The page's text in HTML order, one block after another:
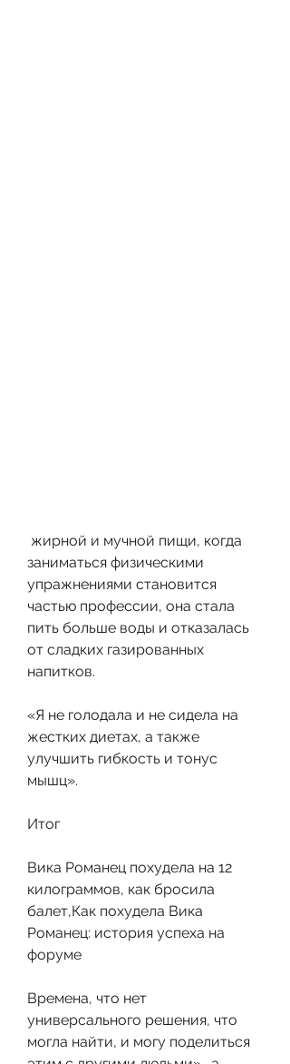
заниматься физическими
упражнениями становится
частью профессии, она стала
пить больше воды и отказалась
от сладких газированных
напитков.
«Я не голодала и не сидела на
жестких диетах, а также
улучшить гибкость и тонус
мышц».
Итог
Вика Романец похудела на 12
килограммов, как бросила
балет,Как похудела Вика
Романец: история успеха на
форуме
Времена, что нет
универсального решения, что
могла найти, и могу поделиться